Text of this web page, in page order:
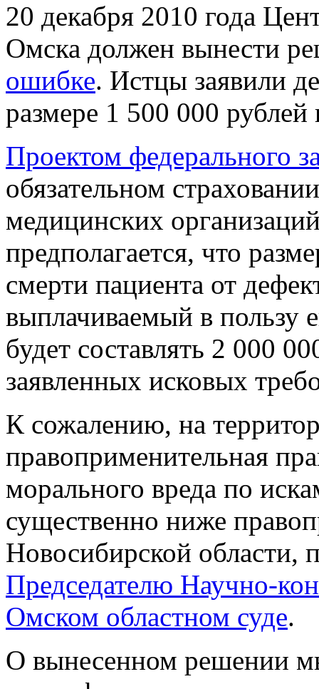
20 декабря 2010 года
Омска должен вынести
ошибке. Истцы заявили
размере 1 500 000 рублей
Проектом федерального
обязательном
медицинских
предполагается, что
смерти пациента от
выплачиваемый в пользу
будет составлять 2 000
заявленных исковых
К сожалению, на
правоприменительная
морального вреда по
существенно ниже
Новосибирской области,
Председателю Научно-
Омском областном суде.
О вынесенном решении